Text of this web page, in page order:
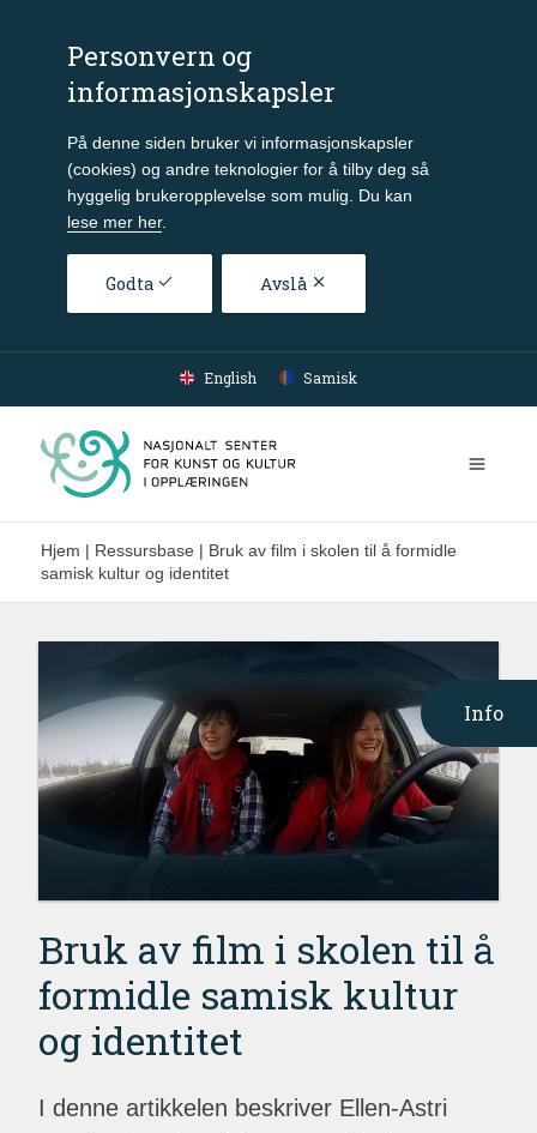
Personvern og
informasjonskapsler
På denne siden bruker vi informasjonskapsler
(cookies) og andre teknologier for å tilby deg så
hyggelig brukeropplevelse som mulig. Du kan
lese mer her.
Godta Avslå
Gå til hovedinnhold
English Samisk
Hjem | Ressursbase | Bruk av film i skolen til å formidle
samisk kultur og identitet
Info
Bruk av film i skolen til å
formidle samisk kultur
og identitet
I denne artikkelen beskriver Ellen-Astri